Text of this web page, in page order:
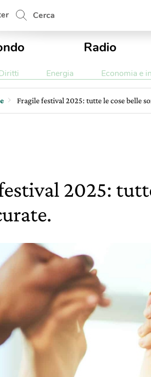
Cerca
Radio
Energia Economia e
Fragile festival 2025: tutte le cose belle
2025: